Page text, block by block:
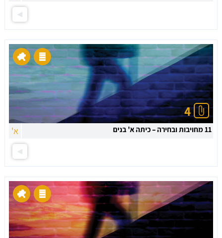
4
11 מחויבות ובחירה – כיתה א' בנים א'